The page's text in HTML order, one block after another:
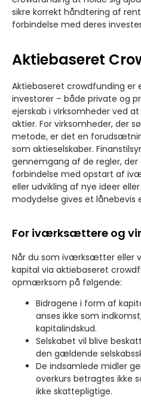
sikre korrekt håndtering af
forbindelse med deres
Aktiebaseret
Aktiebaseret crowdfunding er
investorer – både private og
ejerskab i virksomheder ved
aktier. For virksomheder, der
metode, er det en
som aktieselskaber.
gennemgang af de regler,
forbindelse med opstart af
eller udvikling af nye ideer
modydelse gives et lånebevis
For iværksættere og
Når du som iværksætter eller
kapital via aktiebaseret
opmærksom på følgende:
Bidragene i form af
anses ikke som
kapitalindskud.
Selskabet vil blive
den gældende
De indsamlede midler
overkurs betragtes ikke
ikke skattepligtige.